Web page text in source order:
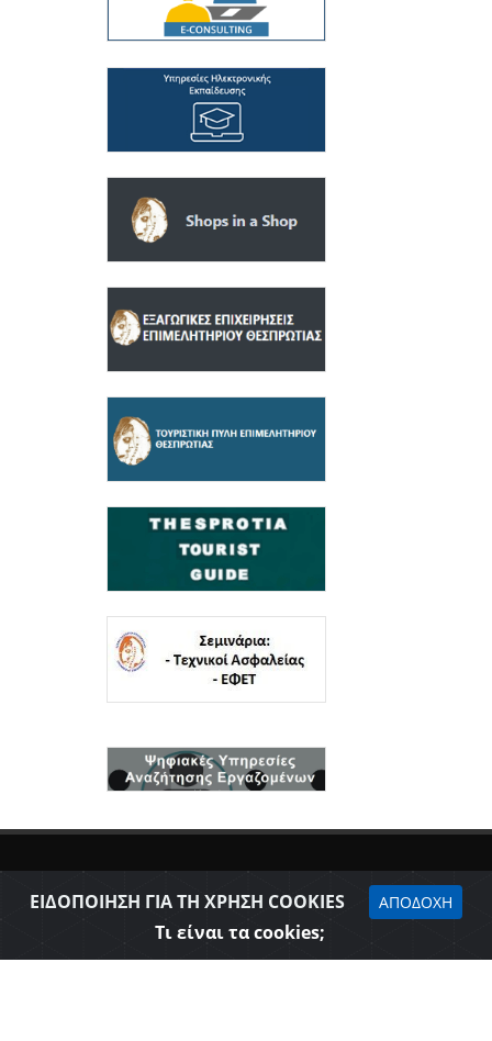
ΕΙΔΟΠΟΙΗΣΗ ΓΙΑ ΤΗ ΧΡΗΣΗ COOKIES ΑΠΟΔΟΧΗ
Τι είναι τα cookies;